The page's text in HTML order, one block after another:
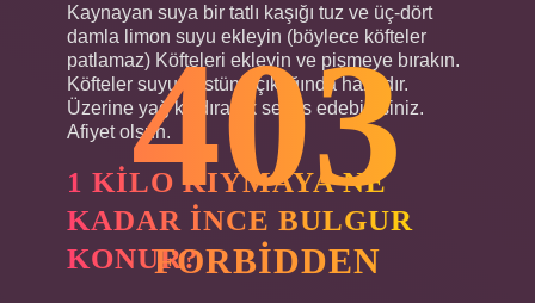
Kaynayan suya bir tatlı kaşığı tuz ve üç-dört
damla limon suyu ekleyin (böylece köfteler
patlamaz) Köfteleri ekleyin ve pişmeye bırakın.
Köfteler suyun üstüne çıktığında hazırdır.
Üzerine yağ kızdırarak servis edebilirsiniz.
Afiyet olsun.
1 KILO KIYMAYA NE
KADAR INCE BULGUR
KONUR?
403
FORBIDDEN